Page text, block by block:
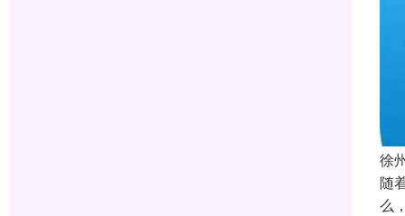
徐
随
么